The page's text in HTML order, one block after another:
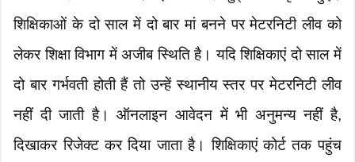
शिक्षिकाओं के दो साल में दो बार मां बनने पर मेटरनिटी लीव को
लेकर शिक्षा विभाग में अजीब स्थिति है। यदि शिक्षिकाएं दो साल में
दो बार गर्भवती होती हैं तो उन्हें स्थानीय स्तर पर मेटरनिटी लीव
नहीं दी जाती है। ऑनलाइन आवेदन में भी अनुमन्य नहीं है,
दिखाकर रिजेक्ट कर दिया जाता है। शिक्षिकाएं कोर्ट तक पहुंच